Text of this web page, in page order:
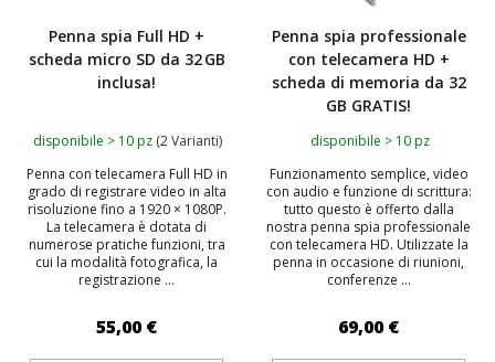
Penna spia Full HD +
scheda micro SD da 32 GB
inclusa!
disponibile > 10 pz (2 Varianti)
Penna con telecamera Full HD in
grado di registrare video in alta
risoluzione fino a 1920 × 1080P.
La telecamera è dotata di
numerose pratiche funzioni, tra
cui la modalità fotografica, la
registrazione ...
55,00 €
Penna spia professionale
con telecamera HD +
scheda di memoria da 32
GB GRATIS!
disponibile > 10 pz
Funzionamento semplice, video
con audio e funzione di scrittura:
tutto questo è offerto dalla
nostra penna spia professionale
con telecamera HD. Utilizzate la
penna in occasione di riunioni,
conferenze ...
69,00 €